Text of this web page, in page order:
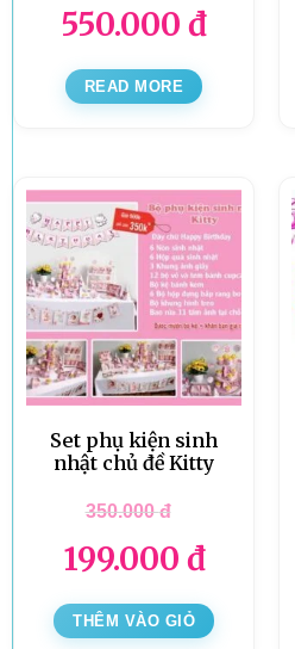
550.000 đ
READ MORE
Set phụ kiện sinh
nhật chủ đề Kitty
350.000đ
199.000 đ
THÊM VÀO GIỎ